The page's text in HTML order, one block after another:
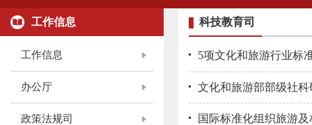
工作信息
工作信息
办公厅
政策法规司
科技教育司
5项文化和旅游行业标
文化和旅游部部级社
国际标准化组织旅游